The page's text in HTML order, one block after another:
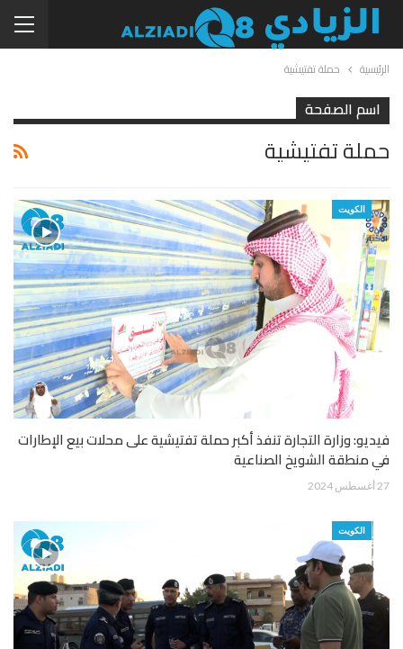
الرئيسية حملة تفتيشية
اسم الصفحة
حملة تفتيشية
الكويت
فيديو: وزارة التجارة تنفذ أكبر حملة تفتيشية على محلات بيع الإطارات
في منطقة الشويخ الصناعية
27 أغسطس 2024
الكويت